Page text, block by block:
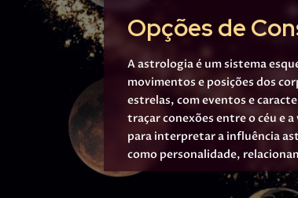
Opções de
A astrologia é um sistema
movimentos e posições dos
estrelas, com eventos e
traçar conexões entre o céu e
para interpretar a influência
como personalidade,